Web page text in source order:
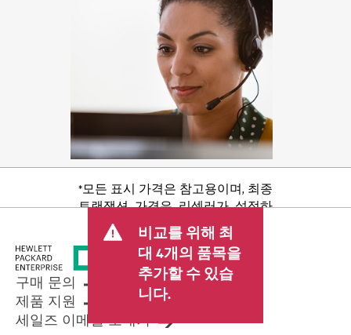
*모든 표시 가격은 참고용이며, 최종
트랜잭션 가격은 리셀러가 설정하
며 판매세/VAT 및 배송 등 기타 수수
료가 포함될 수 있습니다. 리셀러가
설정한 트랜잭션 가격은 다른 리셀
러가 설정한 가격 및 표시 가격과 다
를 수 있습니다. 표시 가격에는 기간
한정 프로모션 혜택이 포함될 수 있
습니다. HPE는 시장 상황 변화, 제품
비교를 위해 최
대 4개의 품목을
추가할 수 있습
니다.
구매 문의
제품 지원
세일즈 이메일 보내기